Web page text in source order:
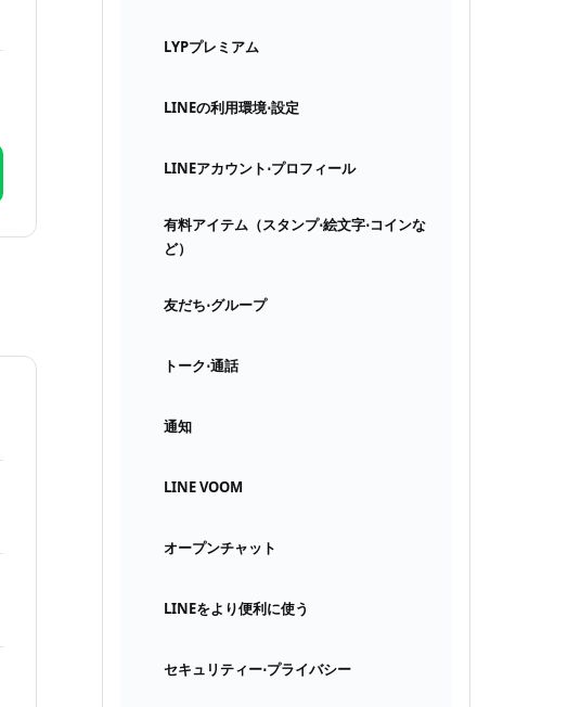
LYPプレミアム
LINEの利用環境⋅設定
LINEアカウント⋅プロフィール
有料アイテム（スタンプ⋅絵文字⋅コインな
ど）
友だち⋅グループ
トーク⋅通話
通知
LINE VOOM
オープンチャット
LINEをより便利に使う
セキュリティー⋅プライバシー